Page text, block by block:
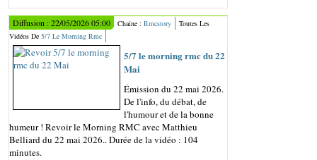
Diffusion : 22/05/2026 05:00 Chaine : Rmcstory
Toutes Les
Vidéos De 5/7 Le Morning Rmc
5/7 le morning rmc du 22
Mai
Émission du 22 mai 2026.
De l'info, du débat, de
l'humour et de la bonne
humeur ! Revoir le Morning RMC avec Matthieu
Belliard du 22 mai 2026.. Durée de la vidéo : 104
minutes.